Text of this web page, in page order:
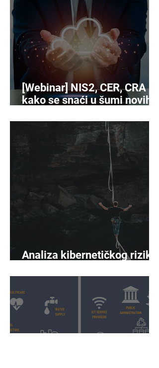
[Webinar] NIS2, CER, CRA -
kako se snaći u šumi novih
Analiza kibernetičkog rizika